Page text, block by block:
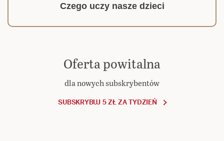
Czego uczy nasze dzieci
Oferta powitalna
dla nowych subskrybentów
SUBSKRYBUJ 5 ZŁ ZA TYDZIEŃ